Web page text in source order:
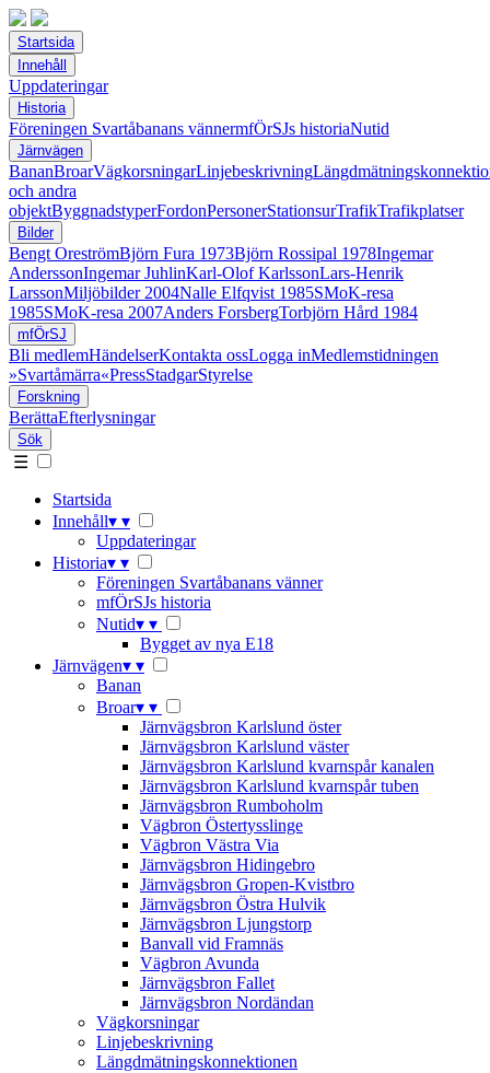
Startsida
Innehåll
Uppdateringar
Historia
Föreningen Svartåbanans vännermfÖrSJs historiaNutid
Järnvägen
BananBroarVägkorsningarLinjebeskrivning
och andra
objektByggnadstyperFordonPersonerStationsurTrafikTrafikplatser
Bilder
Bengt OreströmBjörn Fura 1973Björn Rossipal 1978Ingemar
AnderssonIngemar JuhlinKarl-Olof KarlssonLars-Henrik
LarssonMiljöbilder 2004Nalle Elfqvist 1985SMoK-resa
1985SMoK-resa 2007Anders ForsbergTorbjörn Hård 1984
mfÖrSJ
Bli medlemHändelserKontakta ossLogga inMedlemstidningen
»Svartåmärra«PressStadgarStyrelse
Forskning
BerättaEfterlysningar
Sök
☰
Startsida
Innehåll▾ ▾
Uppdateringar
Historia▾ ▾
Föreningen Svartåbanans vänner
mfÖrSJs historia
Nutid▾ ▾
Bygget av nya E18
Järnvägen▾ ▾
Banan
Broar▾ ▾
Järnvägsbron Karlslund öster
Järnvägsbron Karlslund väster
Järnvägsbron Karlslund kvarnspår kanalen
Järnvägsbron Karlslund kvarnspår tuben
Järnvägsbron Rumboholm
Vägbron Östertysslinge
Vägbron Västra Via
Järnvägsbron Hidingebro
Järnvägsbron Gropen-Kvistbro
Järnvägsbron Östra Hulvik
Järnvägsbron Ljungstorp
Banvall vid Framnäs
Vägbron Avunda
Järnvägsbron Fallet
Järnvägsbron Nordändan
Vägkorsningar
Linjebeskrivning
Längdmätningskonnektionen